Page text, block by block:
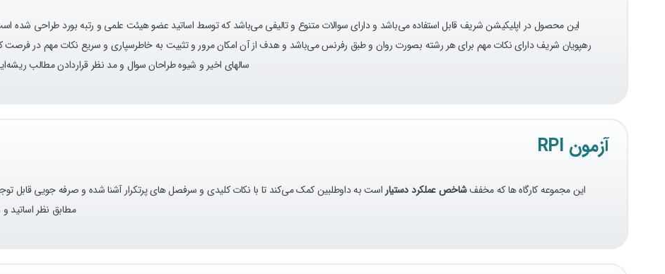
این محصول در اپلیکیشن شریف قابل استفاده می‌باشد و دارای سوالات متنوع و تالیفی می‌باشد که توسط اساتید عضو هیئت علمی و رتبه بورد طراحی
رهپویان شریف دارای نکات مهم برای هر رشته بصورت روان و طبق رفرنس می‌باشد و هدف از آن امکان مرور و تثبیت به خاطرسپاری و سریع نکات مهم در فرصت
سالهای اخیر و شیوه طراحان سوال و مد نظر قراردادن مطالب
آزمون RPI
این مجموعه کارگاه ها که مخففشاخص عملکرد دستیار است به داوطلبین کمک می‌کند تا با نکات کلیدی و سرفصل های پرتکرار آشنا شده و صرفه‌ جویی قابل
مطابق نظر اساتيد و